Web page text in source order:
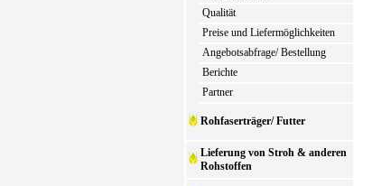
Qualität
Preise und Liefermöglichkeiten
Angebotsabfrage/ Bestellung
Berichte
Partner
Rohfaserträger/ Futter
Lieferung von Stroh & anderen
Rohstoffen